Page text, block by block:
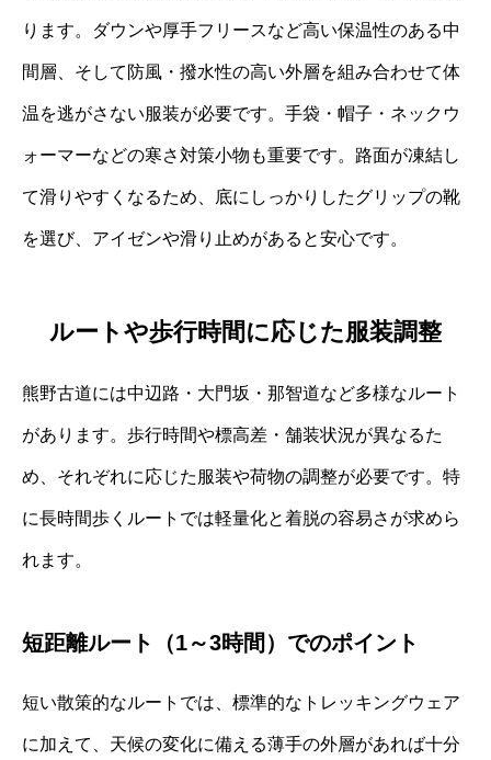
ります。ダウンや厚手フリースなど高い保温性のある中
間層、そして防風・撥水性の高い外層を組み合わせて体
温を逃がさない服装が必要です。手袋・帽子・ネックウ
ォーマーなどの寒さ対策小物も重要です。路面が凍結し
て滑りやすくなるため、底にしっかりしたグリップの靴
を選び、アイゼンや滑り止めがあると安心です。
ルートや歩行時間に応じた服装調整
熊野古道には中辺路・大門坂・那智道など多様なルート
があります。歩行時間や標高差・舗装状況が異なるた
め、それぞれに応じた服装や荷物の調整が必要です。特
に長時間歩くルートでは軽量化と着脱の容易さが求めら
れます。
短距離ルート（1～3時間）でのポイント
短い散策的なルートでは、標準的なトレッキングウェア
に加えて、天候の変化に備える薄手の外層があれば十分